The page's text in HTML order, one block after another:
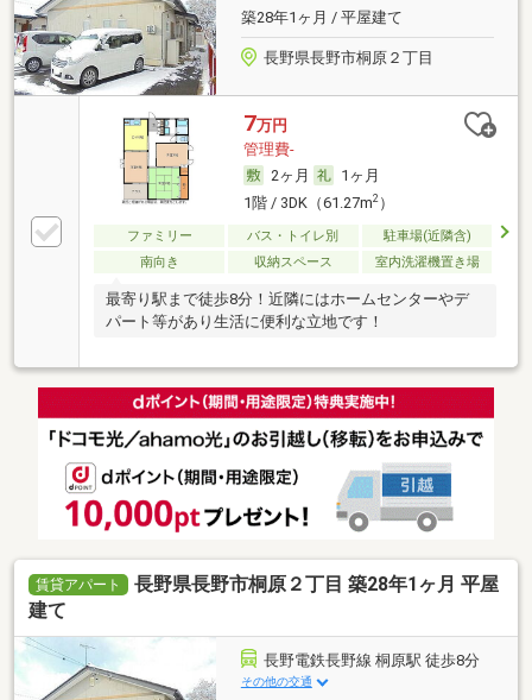
築28年1ヶ月 / 平屋建て
長野県長野市桐原２丁目
7万円
管理費-
2ヶ月
1ヶ月
1階 / 3DK（61.27m2）
ファミリー バス・トイレ別
駐車場(近隣含)
南向き
収納スペース 室内洗濯機置き場
最寄り駅まで徒歩8分！近隣にはホームセンターやデ
パート等があり生活に便利な立地です！
賃貸アパート
長野県長野市桐原２丁目 築28年1ヶ月 平屋
建て
長野電鉄長野線 桐原駅 徒歩8分
その他の交通